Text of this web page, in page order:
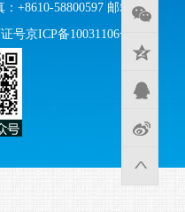
+8610-58800597 邮箱：
号京ICP备10031106号-95